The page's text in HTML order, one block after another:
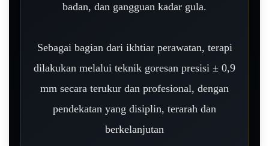
badan, dan gangguan kadar gula.
Sebagai bagian dari ikhtiar perawatan, terapi
dilakukan melalui teknik goresan presisi ± 0,9
mm secara terukur dan profesional, dengan
pendekatan yang disiplin, terarah dan
berkelanjutan